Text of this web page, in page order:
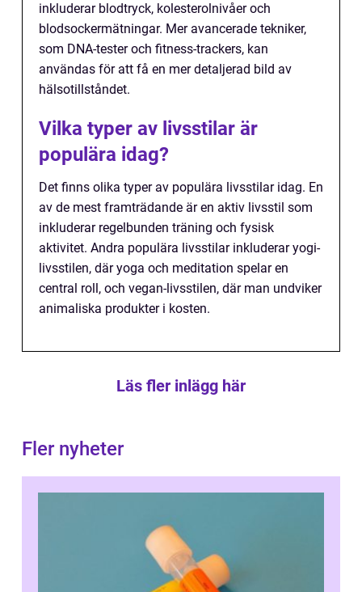
inkluderar blodtryck, kolesterolnivåer och
blodsockermätningar. Mer avancerade tekniker,
som DNA-tester och fitness-trackers, kan
användas för att få en mer detaljerad bild av
hälsotillståndet.
Vilka typer av livsstilar är
populära idag?
Det finns olika typer av populära livsstilar idag. En
av de mest framträdande är en aktiv livsstil som
inkluderar regelbunden träning och fysisk
aktivitet. Andra populära livsstilar inkluderar yogi-
livsstilen, där yoga och meditation spelar en
central roll, och vegan-livsstilen, där man undviker
animaliska produkter i kosten.
Läs fler inlägg här
Fler nyheter